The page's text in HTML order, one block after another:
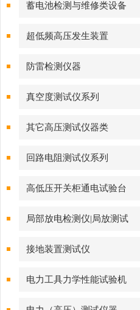
蓄电池检测与维修类设备
超低频高压发生装置
防雷检测仪器
真空度测试仪系列
其它高压测试仪器类
回路电阻测试仪系列
高低压开关柜通电试验台
局部放电检测仪|局放测试
接地装置测试仪
电力工具力学性能试验机